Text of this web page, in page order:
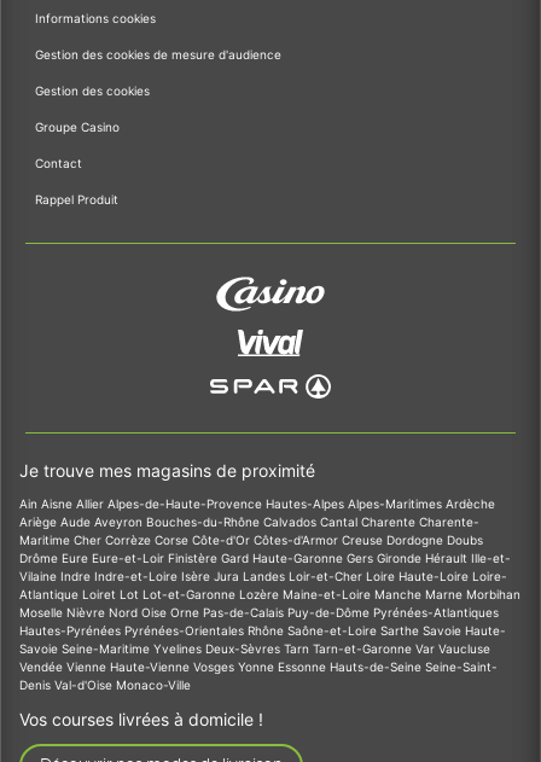
Informations cookies
Gestion des cookies de mesure d'audience
Gestion des cookies
Groupe Casino
Contact
Rappel Produit
Je trouve mes magasins de proximité
Ain Aisne Allier Alpes-de-Haute-Provence Hautes-Alpes Alpes-Maritimes Ardèche
Ariège Aude Aveyron Bouches-du-Rhône Calvados Cantal Charente Charente-
Maritime Cher Corrèze Corse Côte-d'Or Côtes-d'Armor Creuse Dordogne Doubs
Drôme Eure Eure-et-Loir Finistère Gard Haute-Garonne Gers Gironde Hérault Ille-et-
Vilaine Indre Indre-et-Loire Isère Jura Landes Loir-et-Cher Loire Haute-Loire Loire-
Atlantique Loiret Lot Lot-et-Garonne Lozère Maine-et-Loire Manche Marne Morbihan
Moselle Nièvre Nord Oise Orne Pas-de-Calais Puy-de-Dôme Pyrénées-Atlantiques
Hautes-Pyrénées Pyrénées-Orientales Rhône Saône-et-Loire Sarthe Savoie Haute-
Savoie Seine-Maritime Yvelines Deux-Sèvres Tarn Tarn-et-Garonne Var Vaucluse
Vendée Vienne Haute-Vienne Vosges Yonne Essonne Hauts-de-Seine Seine-Saint-
Denis Val-d'Oise Monaco-Ville
Vos courses livrées à domicile !